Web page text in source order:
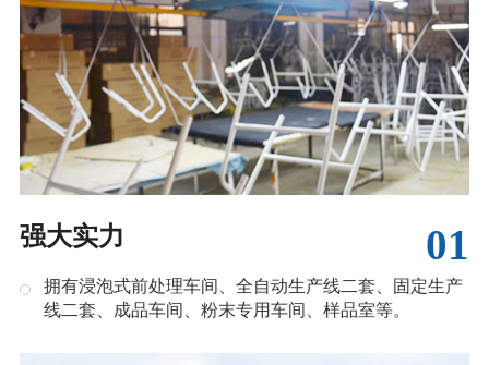
01
强大实力
拥有浸泡式前处理车间、全自动生产线二套、固定生产
线二套、成品车间、粉末专用车间、样品室等。